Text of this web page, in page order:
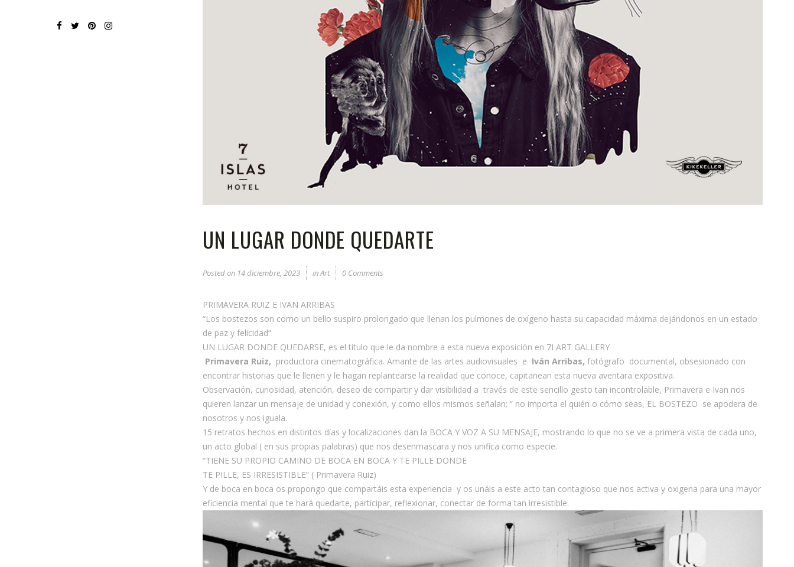
UN LUGAR DONDE QUEDARTE
Posted on14 diciembre, 2023 inArt 0 Comments
PRIMAVERA RUIZ E IVAN ARRIBAS
“Los bostezos son como un bello suspiro prolongado que llenan los pulmones de oxígeno hasta su capacidad máxima dejándonos en un estado
de paz y felicidad”
UN LUGAR DONDE QUEDARSE, es el título que le da nombre a esta nueva exposición en 7I ART GALLERY
Primavera Ruiz, productora cinematográfica. Amante de las artes audiovisuales e Iván Arribas, fotógrafo documental, obsesionado con
encontrar historias que le llenen y le hagan replantearse la realidad que conoce, capitanean esta nueva aventara expositiva.
Observación, curiosidad, atención, deseo de compartir y dar visibilidad a través de este sencillo gesto tan incontrolable, Primavera e Ivan nos
quieren lanzar un mensaje de unidad y conexión, y como ellos mismos señalan; “ no importa el quién o cómo seas, EL BOSTEZO se apodera de
nosotros y nos iguala.
15 retratos hechos en distintos días y localizaciones dan la BOCA Y VOZ A SU MENSAJE, mostrando lo que no se ve a primera vista de cada uno,
un acto global ( en sus propias palabras) que nos desenmascara y nos unifica como especie.
“TIENE SU PROPIO CAMINO DE BOCA EN BOCA Y TE PILLE DONDE
TE PILLE, ES IRRESISTIBLE” ( Primavera Ruiz)
Y de boca en boca os propongo que compartáis esta experiencia y os unáis a este acto tan contagioso que nos activa y oxigena para una mayor
eficiencia mental que te hará quedarte, participar, reflexionar, conectar de forma tan irresistible.